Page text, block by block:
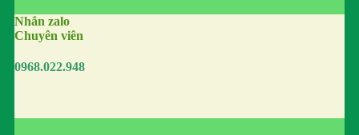
Nhắn zalo
Chuyên viên
0968.022.948